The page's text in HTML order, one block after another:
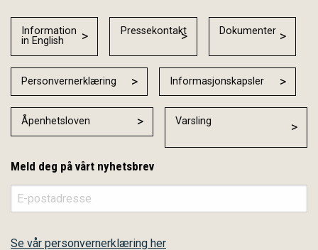
Information
in English
Pressekontakt Dokumenter
Personvernerklæring Informasjonskapsler
Åpenhetsloven Varsling
Meld deg på vårt nyhetsbrev
Se vår personvernerklæring her